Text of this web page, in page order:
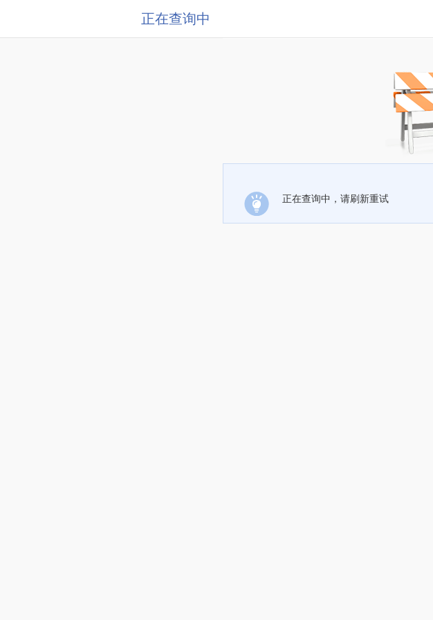
正在查询中
正在查询中，请刷新重试